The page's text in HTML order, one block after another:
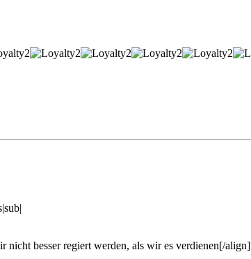
nicht besser regiert werden, als wir es verdienen[/align]